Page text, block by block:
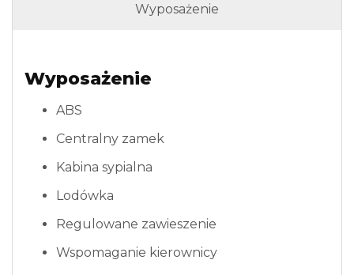
Wyposażenie
Wyposażenie
ABS
Centralny zamek
Kabina sypialna
Lodówka
Regulowane zawieszenie
Wspomaganie kierownicy